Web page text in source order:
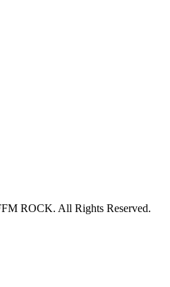
ROCK. All Rights Reserved.